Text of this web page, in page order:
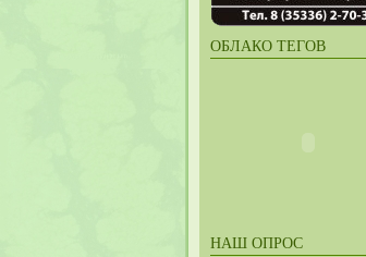
ОБЛАКО ТЕГОВ
НАШ ОПРОС